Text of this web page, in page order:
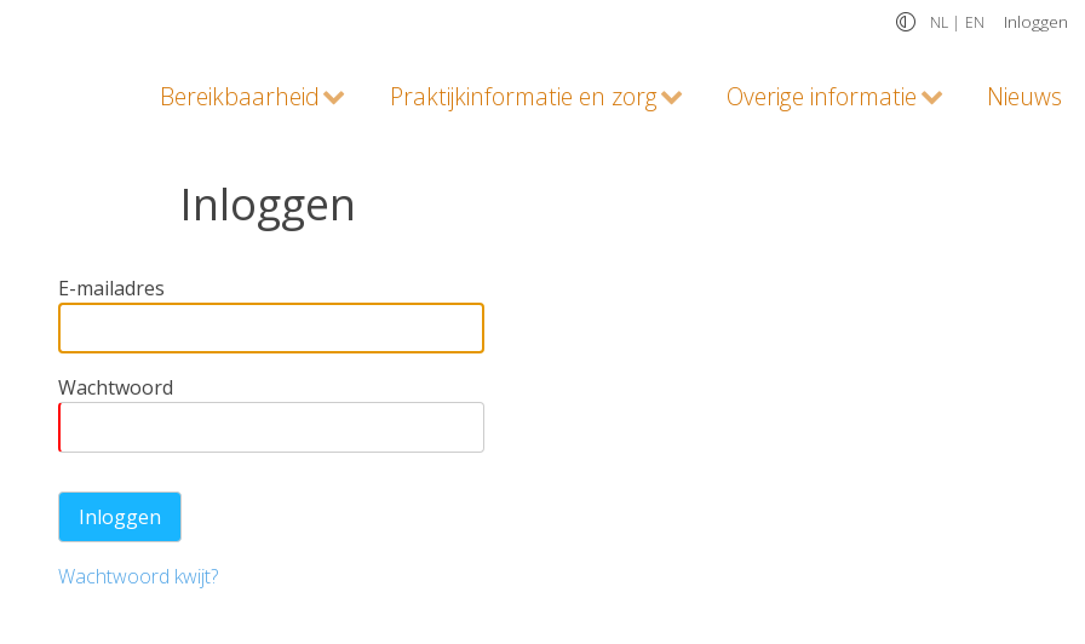
Inloggen
NL | EN
Bereikbaarheid Praktijkinformatie en zorg Overige informatie Nieuws
Inloggen
E-mailadres
Wachtwoord
Wachtwoord kwijt?